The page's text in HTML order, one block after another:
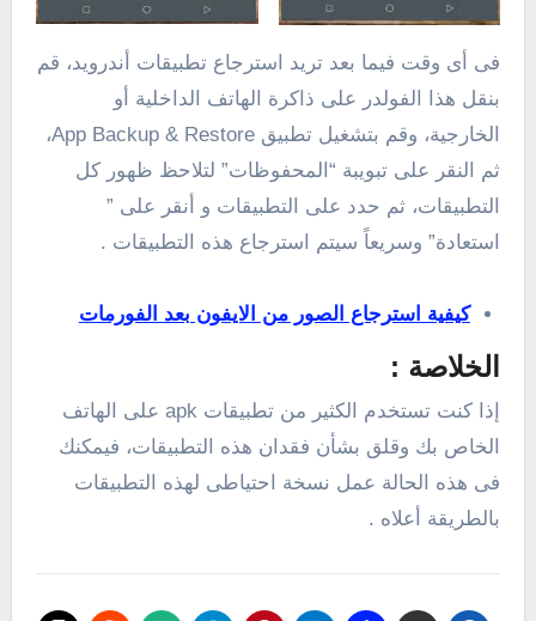
فى أى وقت فيما بعد تريد استرجاع تطبيقات أندرويد، قم
بنقل هذا الفولدر على ذاكرة الهاتف الداخلية أو
الخارجية، وقم بتشغيل تطبيق App Backup & Restore،
ثم النقر على تبويبة “المحفوظات” لتلاحظ ظهور كل
التطبيقات، ثم حدد على التطبيقات و أنقر على ”
استعادة” وسريعاً سيتم استرجاع هذه التطبيقات .
كيفية استرجاع الصور من الايفون بعد الفورمات
الخلاصة :
إذا كنت تستخدم الكثير من تطبيقات apk على الهاتف
الخاص بك وقلق بشأن فقدان هذه التطبيقات، فيمكنك
فى هذه الحالة عمل نسخة احتياطى لهذه التطبيقات
بالطريقة أعلاه .